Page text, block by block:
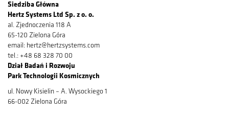
Siedziba Główna
Hertz Systems Ltd Sp. z o. o.
al. Zjednoczenia 118 A
65-120 Zielona Góra
email: hertz@hertzsystems.com
tel.: +48 68 328 70 00
Dział Badań i Rozwoju
Park Technologii Kosmicznych
ul. Nowy Kisielin – A. Wysockiego 1
66-002 Zielona Góra